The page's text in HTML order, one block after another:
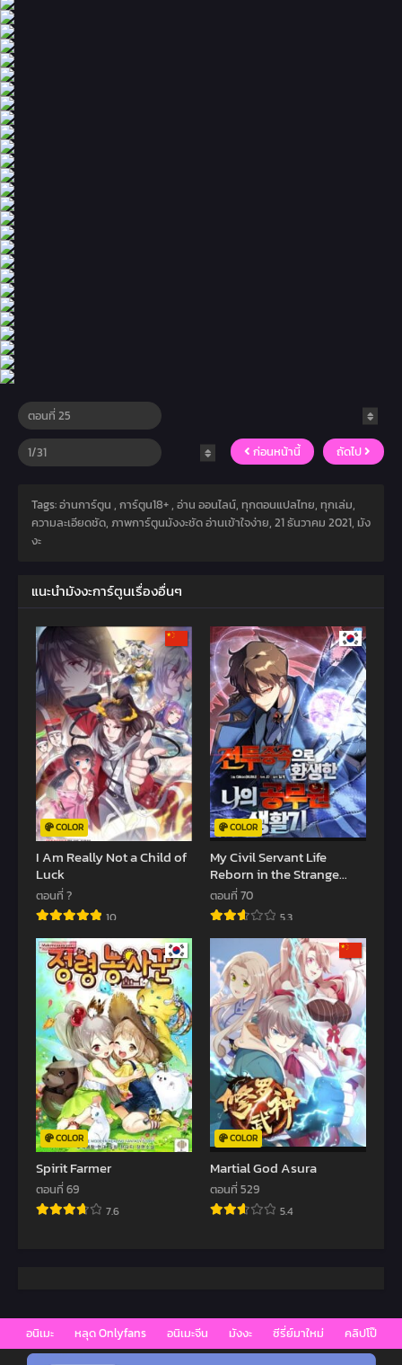
ก่อนหน้านี้ ถัดไป
Tags: อ่านการ์ตูน , การ์ตูน18+ , อ่าน ออนไลน์, ทุกตอนแปลไทย, ทุกเล่ม,
ความละเอียดชัด, ภาพการ์ตูนมังงะชัด อ่านเข้าใจง่าย, 21 ธันวาคม 2021, มัง
งะ
แนะนำมังงะการ์ตูนเรื่องอื่นๆ
COLOR
I Am Really Not a Child of
Luck
ตอนที่ ?
10
COLOR
My Civil Servant Life
Reborn in the Strange
World
ตอนที่ 70
5.3
COLOR
Spirit Farmer
ตอนที่ 69
7.6
COLOR
Martial God Asura
ตอนที่ 529
5.4
อนิเมะ หลุด Onlyfans อนิเมะจีน มังงะ ซีรี่ย์มาใหม่ คลิปโป๊